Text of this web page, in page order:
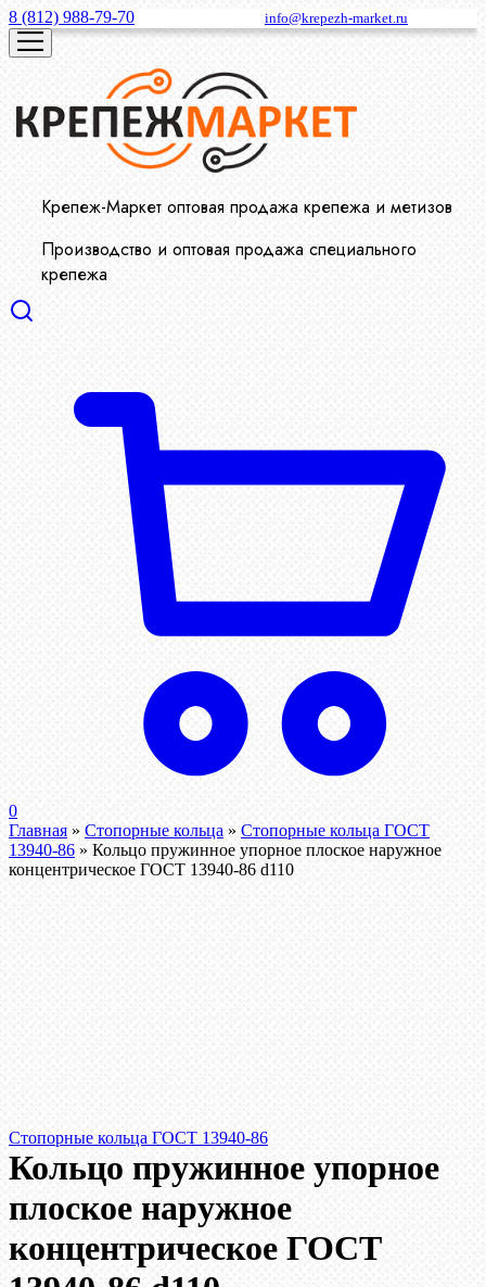
8 (812) 988-79-70 info@krepezh-market.ru
Крепеж-Маркет оптовая продажа крепежа и метизов
Производство и оптовая продажа специального
крепежа
0
Главная » Стопорные кольца » Стопорные кольца ГОСТ
13940-86 » Кольцо пружинное упорное плоское наружное
концентрическое ГОСТ 13940-86 d110
Стопорные кольца ГОСТ 13940-86
Кольцо пружинное упорное
плоское наружное
концентрическое ГОСТ